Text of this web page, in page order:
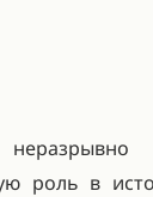
роль в